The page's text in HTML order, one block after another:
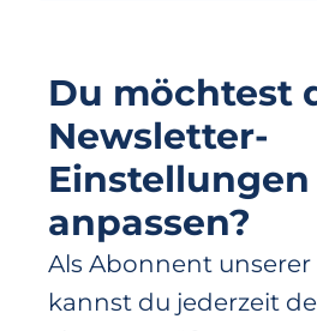
Du möchtest
Newsletter-
Einstellungen
anpassen?
Als Abonnent
kannst du jederzeit